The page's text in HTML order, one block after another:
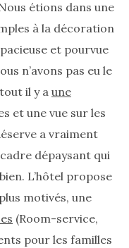
étions dans une
à la décoration
et pourvue
n’avons pas eu le
il y a une
et une vue sur les
a vraiment
dépaysant qui
L’hôtel propose
motivés, une
(Room-service,
pour les familles